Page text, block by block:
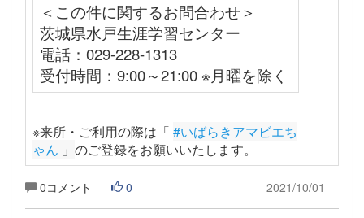
＜この件に関するお問合わせ＞
茨城県水戸生涯学習センター
電話：029-228-1313
受付時間：9:00～21:00 ※月曜を除く
※来所・ご利用の際は「 #いばらきアマビエち
ゃん 」 のご登録をお願いいたします。
0コメント 0 2021/10/01